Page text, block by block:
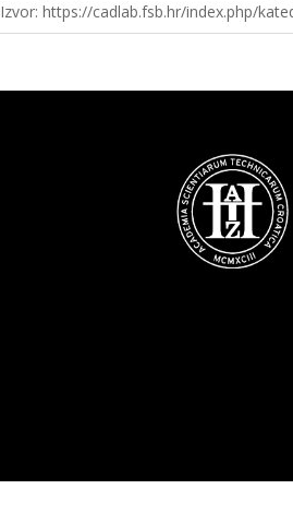
Izvor: https://cadlab.fsb.hr/index.php/